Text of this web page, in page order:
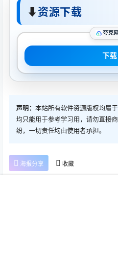
⬇资源下载
夸克
下载
声明： 本站所有软件资源版权均属
均只能用于参考学习用，请勿直接
纷，一切责任均由使用者承担。
海报分享 收藏